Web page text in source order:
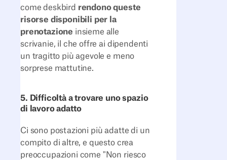
come deskbird rendono queste
risorse disponibili per la
prenotazione insieme alle
scrivanie, il che offre ai dipendenti
un tragitto più agevole e meno
sorprese mattutine.
5. Difficoltà a trovare uno spazio
di lavoro adatto
Ci sono postazioni più adatte di un
compito di altre, e questo crea
preoccupazioni come "Non riesco